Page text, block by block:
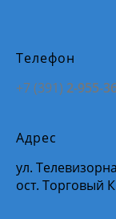
Телефон
+7 (391) 2-955-
Адрес
ул.
ост. Торговый